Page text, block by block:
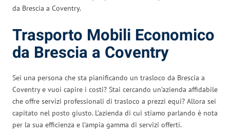
da Brescia a Coventry.
Trasporto Mobili Economico
da Brescia a Coventry
Sei una persona che sta pianificando un trasloco da Brescia a
Coventry e vuoi capire i costi? Stai cercando un’azienda affidabile
che offre servizi professionali di trasloco a prezzi equi? Allora sei
capitato nel posto giusto. L’azienda di cui stiamo parlando è nota
per la sua efficienza e l’ampia gamma di servizi offerti.